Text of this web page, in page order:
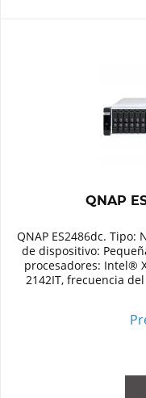
QNAP
QNAP ES2486dc. Tipo:
de dispositivo:
procesadores: Intel®
2142IT, frecuencia